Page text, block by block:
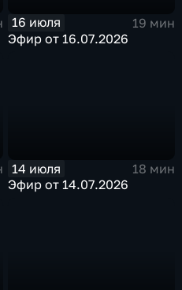
16 июля
19 мин
Эфир от 16.07.2026
14 июля
18 мин
Эфир от 14.07.2026